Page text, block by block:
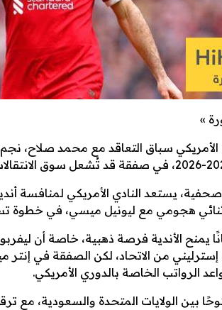
»
سباق التعاقد مع محمد صلاح، نجم
يستعد النادي الأمريكي لمنافسة
هجومي مع ليونيل ميسي، في خطوة
يمنح الأندية فرصة ذهبية، خاصة أن
إسترليني من الاتحاد، لكن الصفقة في
الرواتب الخاصة بالدوري الأمريكي.
بين الولايات المتحدة والسعودية، مع